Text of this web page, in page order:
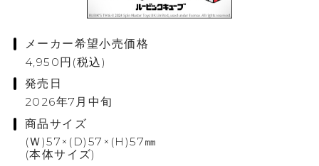
メーカー希望小売価格
4,950円(税込)
発売日
2026年7月中旬
商品サイズ
(Ｗ)57×(D)57×(H)57㎜
(本体サイズ)